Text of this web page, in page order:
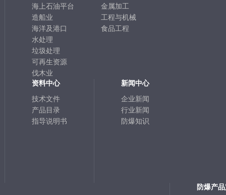
海上石油平台
造船业
海洋及港口
水处理
垃圾处理
可再生资源
伐木业
金属加工
工程与机械
食品工程
资料中心
技术文件
产品目录
指导说明书
新闻中心
企业新闻
行业新闻
防爆知识
防爆产